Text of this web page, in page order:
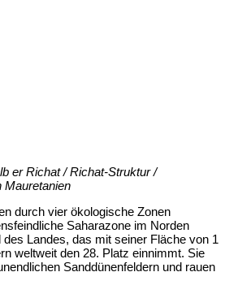
er Richat / Richat-Struktur /
Mauretanien
durch vier ökologische Zonen
Saharazone im Norden
Landes, das mit seiner Fläche von 1
weltweit den 28. Platz einnimmt. Sie
Sanddünenfeldern und rauen